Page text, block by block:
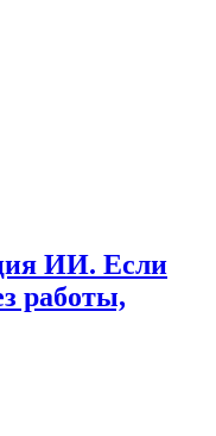
ИИ. Если
работы,